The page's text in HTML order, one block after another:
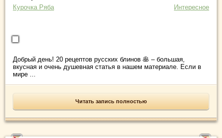
Курочка Ряба Интересное
Добрый день! 20 рецептов русских блинов 🥞 – большая,
вкусная и очень душевная статья в нашем материале. Если в
мире ...
Читать запись полностью